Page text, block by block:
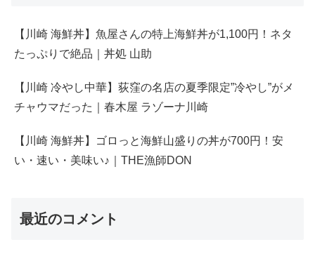
【川崎 海鮮丼】魚屋さんの特上海鮮丼が1,100円！ネタ
たっぷりで絶品｜丼処 山助
【川崎 冷やし中華】荻窪の名店の夏季限定”冷やし”がメ
チャウマだった｜春木屋 ラゾーナ川崎
【川崎 海鮮丼】ゴロっと海鮮山盛りの丼が700円！安
い・速い・美味い♪｜THE漁師DON
最近のコメント